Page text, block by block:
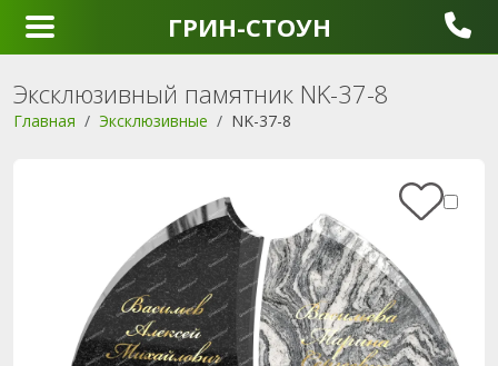
ГРИН-СТОУН
Эксклюзивный памятник NK-37-8
Главная Эксклюзивные NK-37-8